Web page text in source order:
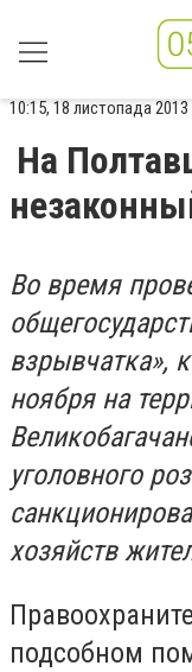
10:15, 18 листопада 2013
На
Во время
взрывчатка»,
ноября на
уголовного
хозяйств
подсобном